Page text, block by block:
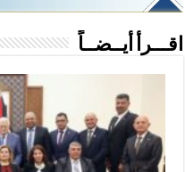
اقـــرأ أيــضــاً